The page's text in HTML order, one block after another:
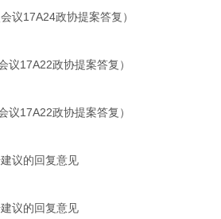
议17A24政协提案答复）
17A22政协提案答复）
17A22政协提案答复）
议的回复意见
议的回复意见